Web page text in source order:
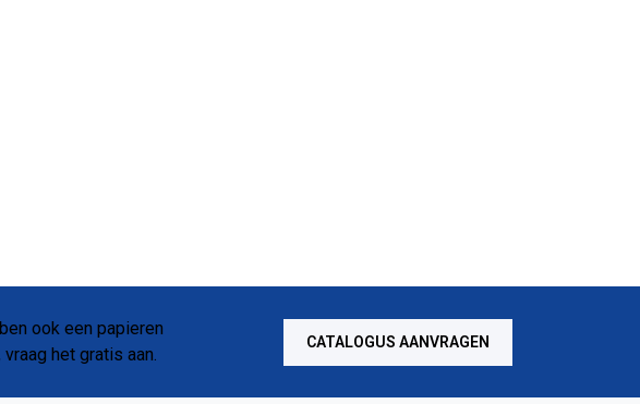
CATALOGUS AANVRAGEN